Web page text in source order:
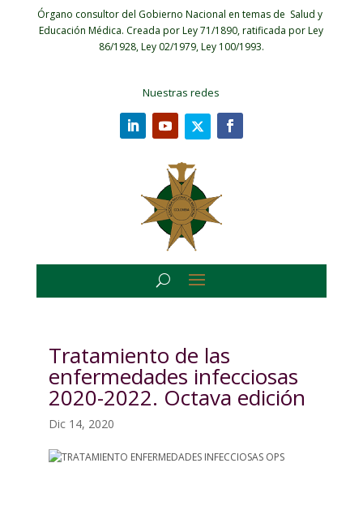
Órgano consultor del Gobierno Nacional en temas de Salud y
Educación Médica. Creada por Ley 71/1890, ratificada por Ley
86/1928, Ley 02/1979, Ley 100/1993.
Nuestras redes
Tratamiento de las
enfermedades infecciosas
2020-2022. Octava edición
Dic 14, 2020